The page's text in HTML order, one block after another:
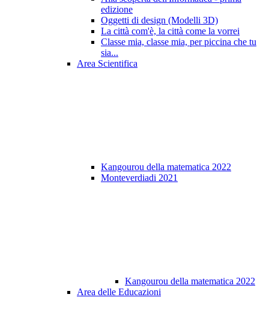
edizione
Oggetti di design (Modelli 3D)
La città com'è, la città come la vorrei
Classe mia, classe mia, per piccina che tu
sia...
Area Scientifica
Kangourou della matematica 2022
Monteverdiadi 2021
Kangourou della matematica 2022
Area delle Educazioni